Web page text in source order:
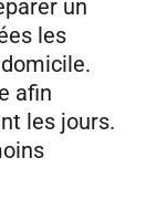
un
les
afin
les jours.